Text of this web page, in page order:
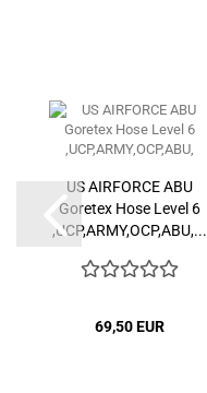
US AIRFORCE ABU
Goretex Hose Level 6
,UCP,ARMY,OCP,ABU,...
69,50 EUR